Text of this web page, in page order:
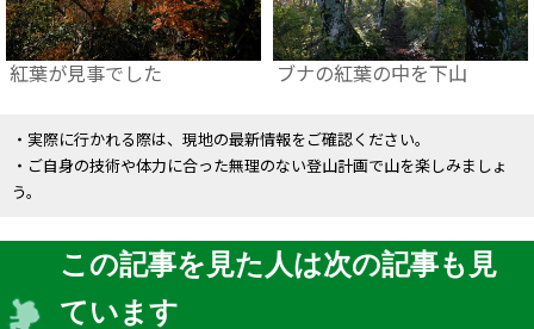
紅葉が見事でした ブナの紅葉の中を下山
・実際に行かれる際は、現地の最新情報をご確認ください。
・ご自身の技術や体力に合った無理のない登山計画で山を楽しみましょ
う。
この記事を見た人は次の記事も見
ています